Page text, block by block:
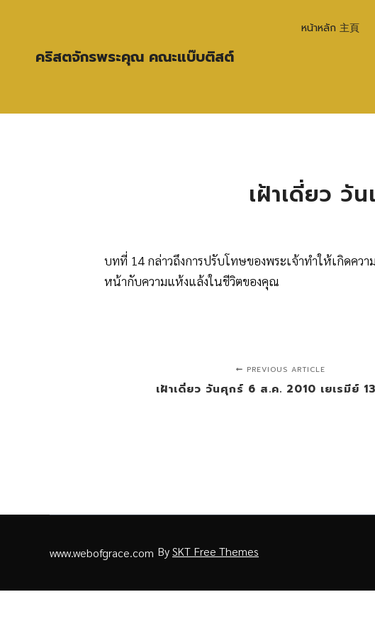
คริสตจักรพระคุณ คณะแบ๊บติสต์
หน้าหลัก 主頁
เฝ้าเดี่ยว วั
บทที่ 14 กล่าวถึงการปรับโทษของพระเจ้าทำให้เกิดคว
หน้ากับความแห้งแล้งในชีวิตของคุณ
PREVIOUS ARTICLE
เฝ้าเดี่ยว วันศุกร์ 6 ส.ค. 2010 เยเรมีย์
www.webofgrace.com BySKT Free Themes